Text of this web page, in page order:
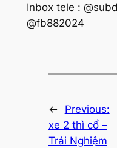
Inbox tele :
@fb882024
←
Previous:
xe 2 thì cổ –
Trải Nghiệm